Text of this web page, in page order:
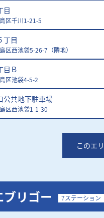
目
区千川1-21-5
丁目
区西池袋5-26-7（隣地）
目Ｂ
区池袋4-5-2
公共地下駐車場
区西池袋1-1-30
このエ
リゴー 7ステーション